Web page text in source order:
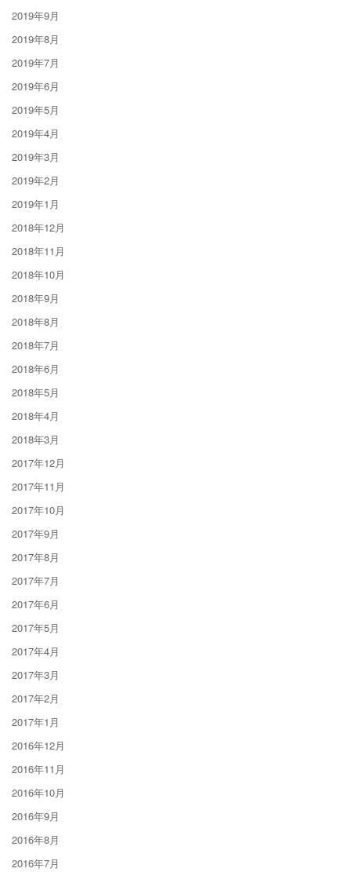
2019年9月
2019年8月
2019年7月
2019年6月
2019年5月
2019年4月
2019年3月
2019年2月
2019年1月
2018年12月
2018年11月
2018年10月
2018年9月
2018年8月
2018年7月
2018年6月
2018年5月
2018年4月
2018年3月
2017年12月
2017年11月
2017年10月
2017年9月
2017年8月
2017年7月
2017年6月
2017年5月
2017年4月
2017年3月
2017年2月
2017年1月
2016年12月
2016年11月
2016年10月
2016年9月
2016年8月
2016年7月